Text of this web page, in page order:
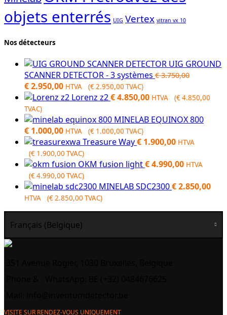
objets enterrés UIG Vertex vitran vx 10
Nos détecteurs
UIG GROUND
SCANNER DETECTOR - 3 systèmes €3.750,00
Original
price
was:
€ 3.750,00.
€2.950,00Current
price
€ 2.950,00.
HTVA (€2.950,00 TVAC)
Lorenz z2€4.850,00 HTVA (€4.850,00
TVAC)
MINELAB EQUINOX 800
€ 1.000,00 HTVA (€ 1.000,00 TVAC)
Treasure Way€ 1.900,00 HTVA
(€ 1.900,00 TVAC)
OKM fusion light€4.990,00 HTVA
(€4.990,00 TVAC)
MINELAB SDC2300€2.850,00
HTVA (€2.850,00 TVAC)
Français (Belgique)
VISITE SUR RENDEZ-VOUS UNIQUEMENT